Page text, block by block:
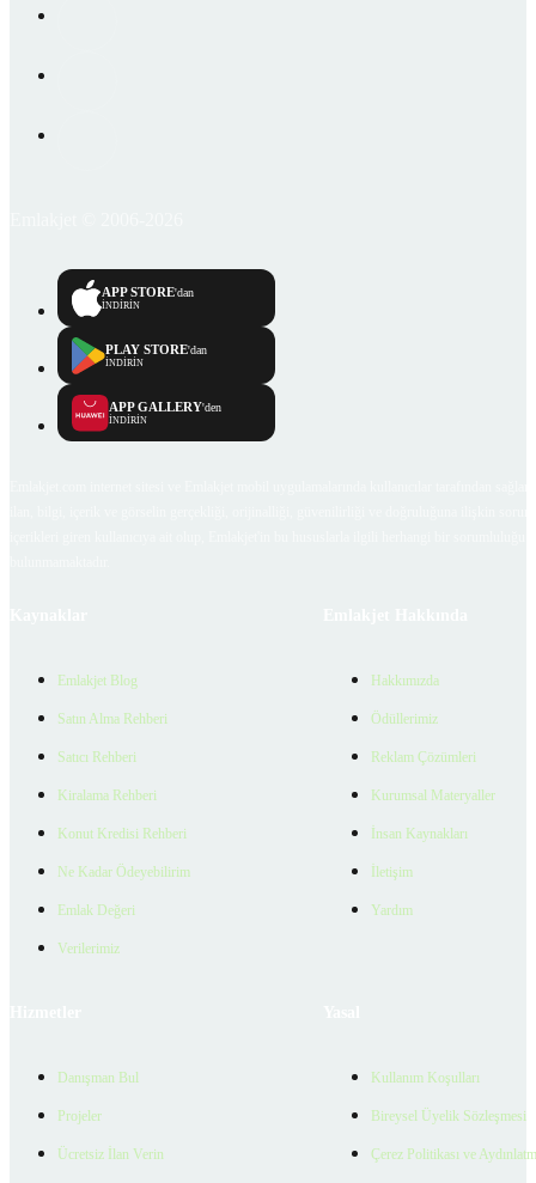
APP STORE'dan
İNDİRİN
PLAY STORE'dan
İNDİRİN
APP GALLERY'den
İNDİRİN
Emlakjet Blog
Satın Alma Rehberi
Satıcı Rehberi
Kiralama Rehberi
Konut Kredisi Rehberi
Ne Kadar Ödeyebilirim
Emlak Değeri
Verilerimiz
Hakkımızda
Ödüllerimiz
Reklam Çözümleri
Kurumsal Materyaller
İnsan Kaynakları
İletişim
Yardım
Danışman Bul
Projeler
Ücretsiz İlan Verin
Kullanım Koşulları
Bireysel Üyelik Sözleşmesi
Çerez Politikası ve